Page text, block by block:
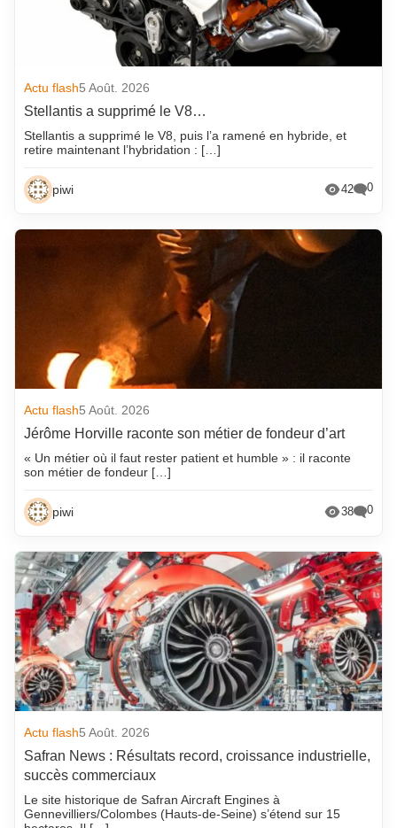
Actu flash5 Août. 2026
Stellantis a supprimé le V8…
Stellantis a supprimé le V8, puis l’a ramené en hybride, et
retire maintenant l’hybridation : […]
piwi 42 0
Actu flash5 Août. 2026
Jérôme Horville raconte son métier de fondeur d’art
« Un métier où il faut rester patient et humble » : il raconte
son métier de fondeur […]
piwi 38 0
Actu flash5 Août. 2026
Safran News : Résultats record, croissance industrielle,
succès commerciaux
Le site historique de Safran Aircraft Engines à
Gennevilliers/Colombes (Hauts-de-Seine) s’étend sur 15